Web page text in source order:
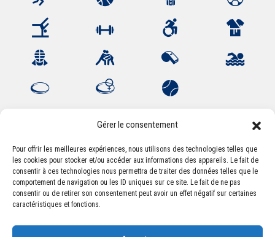
Gérer le consentement
Pour offrir les meilleures expériences, nous utilisons des technologies telles que
les cookies pour stocker et/ou accéder aux informations des appareils. Le fait de
consentir à ces technologies nous permettra de traiter des données telles que le
comportement de navigation ou les ID uniques sur ce site. Le fait de ne pas
consentir ou de retirer son consentement peut avoir un effet négatif sur certaines
caractéristiques et fonctions.
Association Sportive Montferrandaise
84, boulevard Léon Jouhaux
CS 80221 - 63021 Clermont-Ferrand Cedex 2